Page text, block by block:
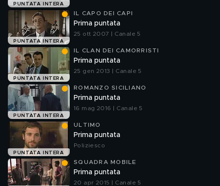
PUNTATA INTERA
PUNTATA INTERA
IL CAPO DEI CAPI
Prima puntata
25 ott 2007 | Canale 5
PUNTATA INTERA
IL CLAN DEI CAMORRISTI
Prima puntata
25 gen 2013 | Canale 5
PUNTATA INTERA
ROMANZO SICILIANO
Prima puntata
16 mag 2016 | Canale 5
PUNTATA INTERA
ULTIMO
Prima puntata
Poliziesco
SQUADRA MOBILE
Prima puntata
20 apr 2015 | Canale 5